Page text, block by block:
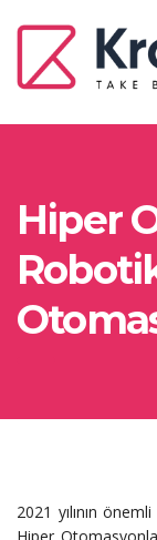
Hiper
2021 yılının